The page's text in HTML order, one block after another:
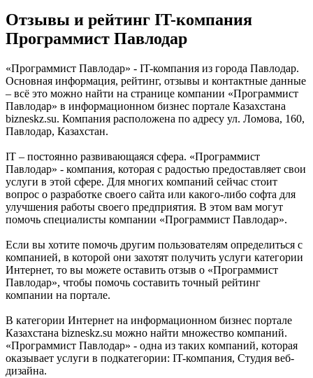
Отзывы и рейтинг IT-компания
Программист Павлодар
«Программист Павлодар» - IT-компания из города Павлодар.
Основная информация, рейтинг, отзывы и контактные данные
– всё это можно найти на странице компании «Программист
Павлодар» в информационном бизнес портале Казахстана
bizneskz.su. Компания расположена по адресу ул. Ломова, 160,
Павлодар, Казахстан.
IT – постоянно развивающаяся сфера. «Программист
Павлодар» - компания, которая с радостью предоставляет свои
услуги в этой сфере. Для многих компаний сейчас стоит
вопрос о разработке своего сайта или какого-либо софта для
улучшения работы своего предприятия. В этом вам могут
помочь специалисты компании «Программист Павлодар».
Если вы хотите помочь другим пользователям определиться с
компанией, в которой они захотят получить услуги категории
Интернет, то вы можете оставить отзыв о «Программист
Павлодар», чтобы помочь составить точный рейтинг
компании на портале.
В категории Интернет на информационном бизнес портале
Казахстана bizneskz.su можно найти множество компаний.
«Программист Павлодар» - одна из таких компаний, которая
оказывает услуги в подкатегории: IT-компания, Студия веб-
дизайна.